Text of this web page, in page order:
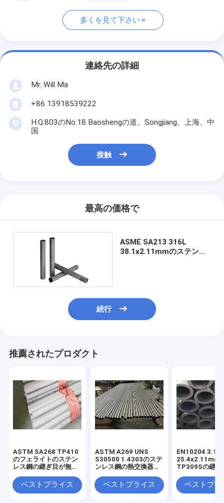
多くを見て下さい
連絡先の詳細
Mr. Will Ma
+86 13918539222
H.Q.803のNo.18 Baoshengの道、Songjiang、上海、中
国
接触
最高の価格で
ASME SA213 316L
38.1x2.11mmのステンレ
続行
推薦されたプロダクト
ASTM SA268 TP410
のフェライトのステン
レス鋼の継ぎ目が無い
ベストプライス
ASTM A269 UNS
S30500 1.4303のステ
ンレス鋼の熱交換器の
ベストプライス
EN10204 3.1
25.4x2.11mm
TP309Sの継ぎ
ベストプラ